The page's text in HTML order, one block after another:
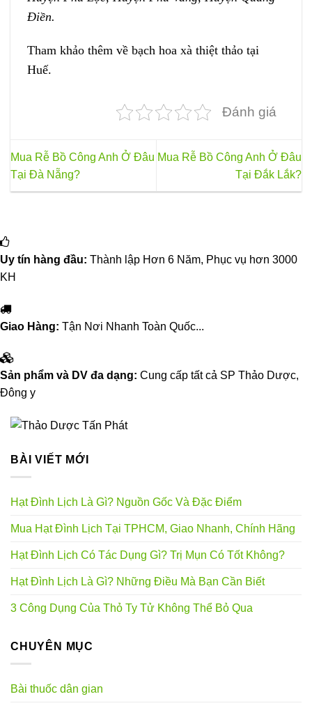
Điền.
Tham khảo thêm về bạch hoa xà thiệt thảo tại
Huế.
Đánh giá
Mua Rễ Bồ Công Anh Ở Đâu
Tại Đà Nẵng?
Mua Rễ Bồ Công Anh Ở Đâu
Tại Đắk Lắk?
Uy tín hàng đầu: Thành lập Hơn 6 Năm, Phục vụ hơn 3000
KH
Giao Hàng: Tận Nơi Nhanh Toàn Quốc...
Sản phẩm và DV đa dạng: Cung cấp tất cả SP Thảo Dược,
Đông y
BÀI VIẾT MỚI
Hạt Đình Lịch Là Gì? Nguồn Gốc Và Đặc Điểm
Mua Hạt Đình Lịch Tại TPHCM, Giao Nhanh, Chính Hãng
Hạt Đình Lịch Có Tác Dụng Gì? Trị Mụn Có Tốt Không?
Hạt Đình Lịch Là Gì? Những Điều Mà Bạn Cần Biết
3 Công Dụng Của Thỏ Ty Tử Không Thể Bỏ Qua
CHUYÊN MỤC
Bài thuốc dân gian